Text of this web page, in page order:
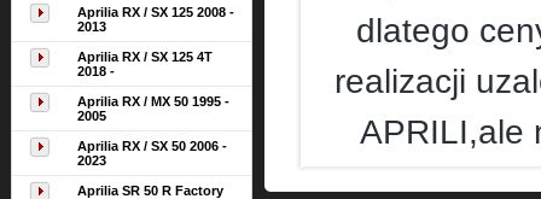
Aprilia RX / SX 125 2008 -
2013
Aprilia RX / SX 125 4T
2018 -
Aprilia RX / MX 50 1995 -
2005
Aprilia RX / SX 50 2006 -
2023
Aprilia SR 50 R Factory
dlatego
realizacji
APRILI,ale